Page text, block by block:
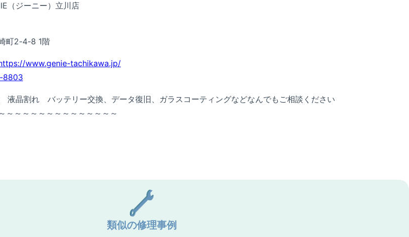
（ジーニー）立川店
町2-4-8 1階
www.genie-tachikawa.jp/
8803
液晶割れ バッテリー交換、データ復旧、ガラスコーティングなどなんでもご相談ください
～～～～～～～～～～～～～～
類似の修理事例